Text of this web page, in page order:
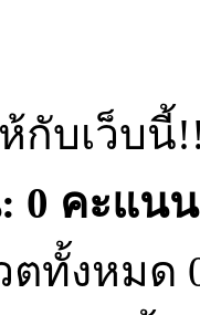
กับเว็บนี้
0 คะแนน
ตทั้งหมด